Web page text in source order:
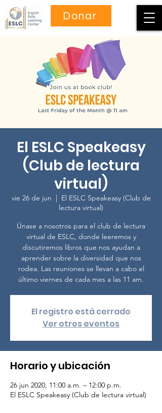
Donar
El ESLC Speakeasy
(Club de lectura
virtual)
vie 26 de jun
  |
El ESLC Speakeasy (Club de
lectura virtual)
Únase a nosotros para el club de lectura
virtual de ESLC, donde leeremos y
discutiremos libros que nos ayudan a
aprender sobre la diversidad que nos
rodea. Las reuniones se llevan a cabo el
último viernes de cada mes a las 11 am.
El registro está cerrado
Ver otros eventos
Horario y ubicación
26 jun 2020, 11:00 a.m. – 12:00 p.m.
El ESLC Speakeasy (Club de lectura virtual)